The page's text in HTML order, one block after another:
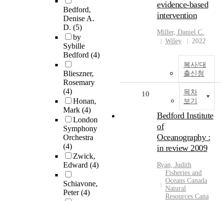
Bedford,
Denise A.
D. (5)
by
Sybille
Bedford (4)
Blieszner,
Rosemary
(4)
Honan,
Mark (4)
London
Symphony
Orchestra
(4)
Zwick,
Edward (4)
Schiavone,
Peter(4)
evidence-based
intervention
Miller, Daniel C.
Wiley
2022
복사/대
출신청
목차
보기
10
Bedford Institute
of
Oceanography :
in review 2009
Ryan, Judith
Fisheries and
Oceans Canada
Natural
Resources Cana